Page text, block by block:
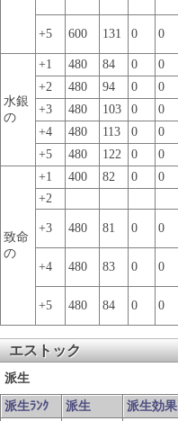
+5 600 131 0 0
水銀
の
+1 480 84 0 0
+2
480 94 0 0
+3
480 103 0 0
+4
480 113 0 0
+5
480 122 0 0
致命
の
+1 400 82 0 0
+2
+3 480 81 0 0
+4 480 83 0 0
+5 480 84 0 0
エストック
派生
派生ﾗﾝｸ 派生
派生効果